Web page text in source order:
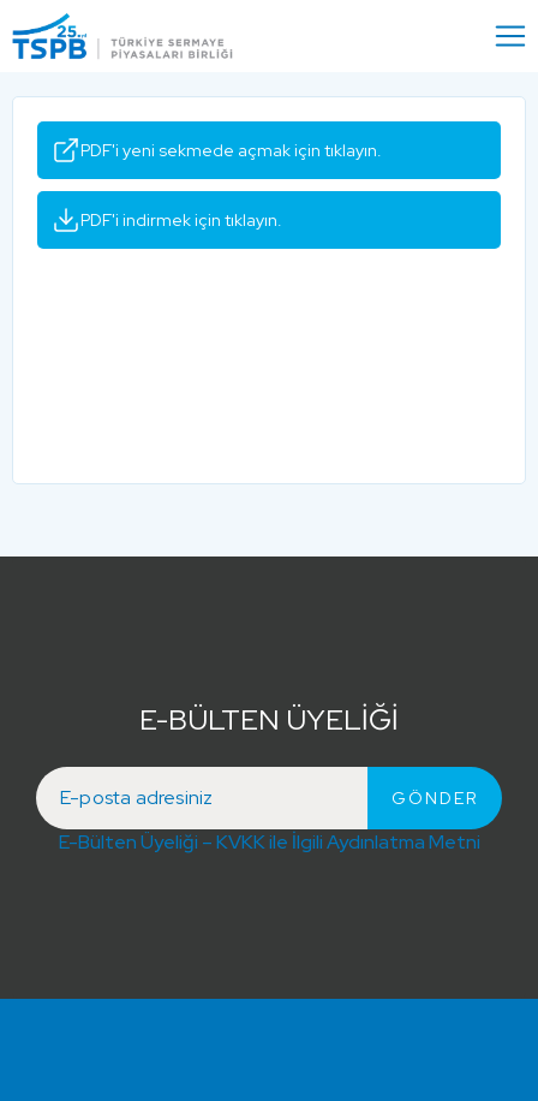
Close
PDF'i yeni sekmede açmak için tıklayın.
PDF'i indirmek için tıklayın.
E-BÜLTEN ÜYELİĞİ
E-Bülten Üyeliği – KVKK ile İlgili Aydınlatma Metni